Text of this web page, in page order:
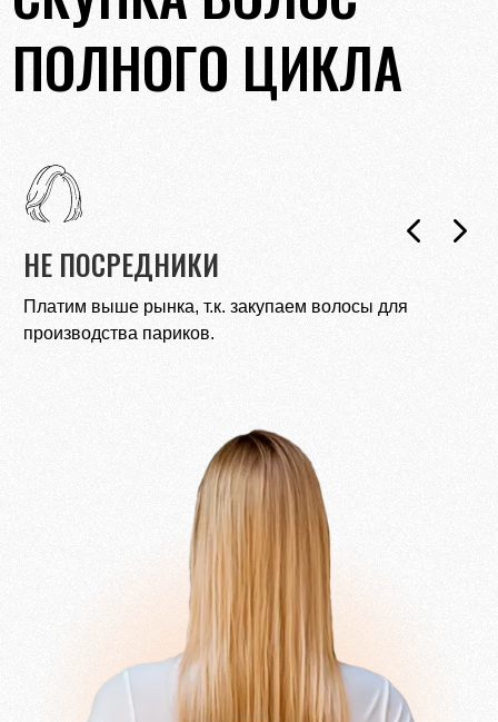
ПОЛНОГО ЦИКЛА
ОПЛАТА СРАЗУ
Переведем деньги на карту банка до того, как Вы
покините салон.